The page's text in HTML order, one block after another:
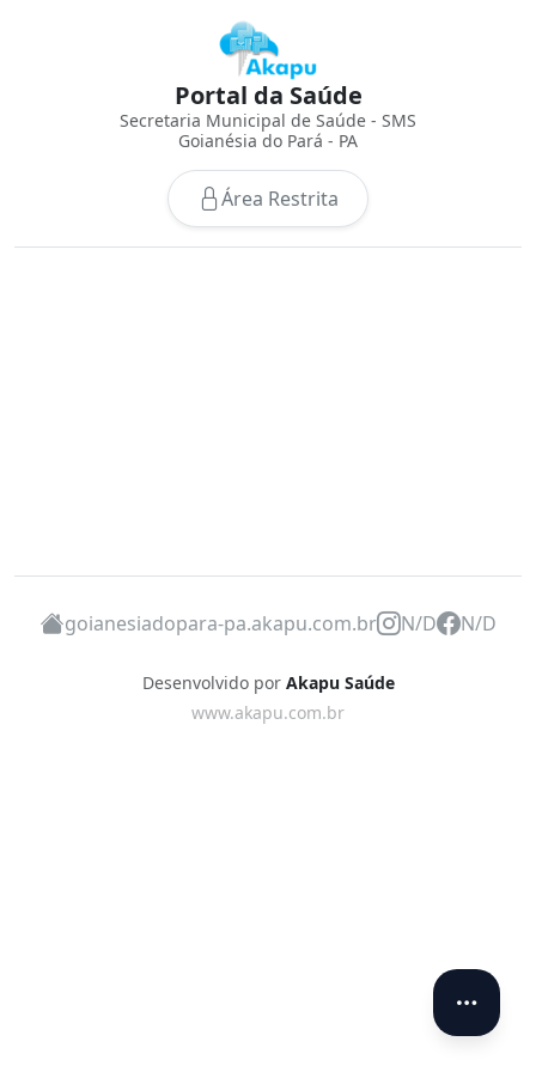
Portal da Saúde
Secretaria Municipal de Saúde - SMS
Goianésia do Pará - PA
Área Restrita
goianesiadopara-pa.akapu.com.br N/D N/D
Desenvolvido por Akapu Saúde
www.akapu.com.br